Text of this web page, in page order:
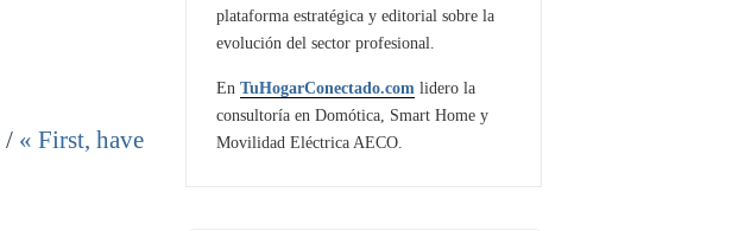
/ « First, have
plataforma estratégica y editorial sobre la
evolución del sector profesional.
En TuHogarConectado.com lidero la
consultoría en Domótica, Smart Home y
Movilidad Eléctrica AECO.